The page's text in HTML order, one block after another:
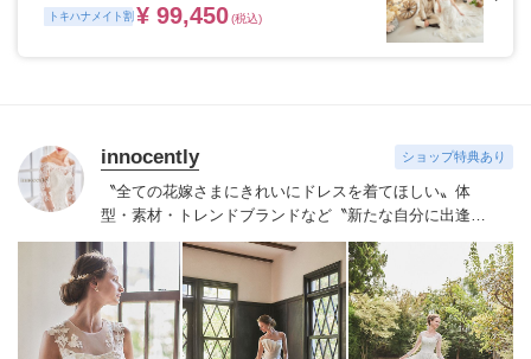
トキハナメイト割 ¥ 99,450(税込)
innocently ショップ特典あり
〝全ての花嫁さまにきれいにドレスを着てほしい〟 体
型・素材・トレンドブランドなど〝新たな自分に出逢え
る〟幅広いラインナップが揃うinnocently。
素材・デザイ
ンにこだわったオリジナルドレスは3～23号まで展開。
国内外の有名デザイナーズドレスも多数取扱っており、
NYやミラノ・バルセロナからセレクトされたインポート
ドレスは全て日本人花嫁向けにサイズ調整。さらに和装